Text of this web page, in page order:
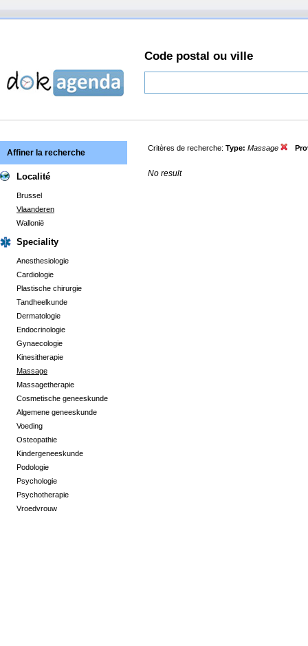
Code postal ou ville
Affiner la recherche
Localité
Brussel
Vlaanderen
Wallonië
Speciality
Anesthesiologie
Cardiologie
Plastische chirurgie
Tandheelkunde
Dermatologie
Endocrinologie
Gynaecologie
Kinesitherapie
Massage
Massagetherapie
Cosmetische geneeskunde
Algemene geneeskunde
Voeding
Osteopathie
Kindergeneeskunde
Podologie
Psychologie
Psychotherapie
Vroedvrouw
Critères de recherche: Type: Massage
No result